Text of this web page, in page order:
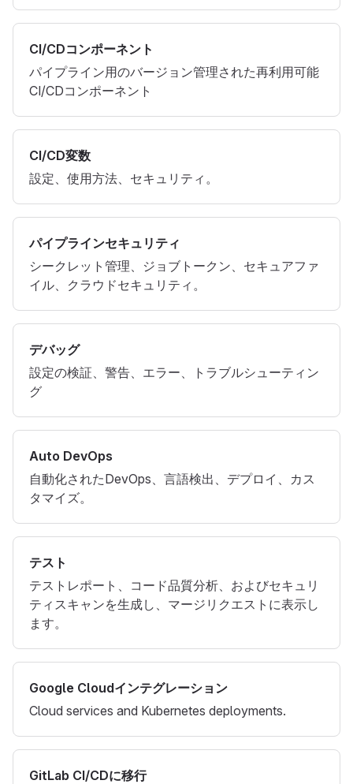
CI/CDコンポーネント
パイプライン用のバージョン管理された再利用可能
CI/CDコンポーネント
CI/CD変数
設定、使用方法、セキュリティ。
パイプラインセキュリティ
シークレット管理、ジョブトークン、セキュアファ
イル、クラウドセキュリティ。
デバッグ
設定の検証、警告、エラー、トラブルシューティン
グ
Auto DevOps
自動化されたDevOps、言語検出、デプロイ、カス
タマイズ。
テスト
テストレポート、コード品質分析、およびセキュリ
ティスキャンを生成し、マージリクエストに表示し
ます。
Google Cloudインテグレーション
Cloud services and Kubernetes deployments.
GitLab CI/CDに移行